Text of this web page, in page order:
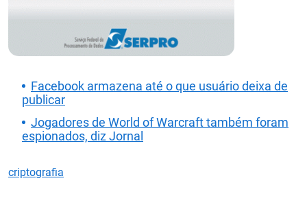
Facebook armazena até o que usuário deixa de
publicar
Jogadores de World of Warcraft também foram
espionados, diz Jornal
criptografia